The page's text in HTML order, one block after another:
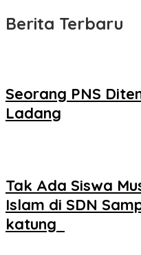
Berita Terbaru
Seorang PNS
Ladang
Tak Ada Siswa
Islam di SDN
katung ‎